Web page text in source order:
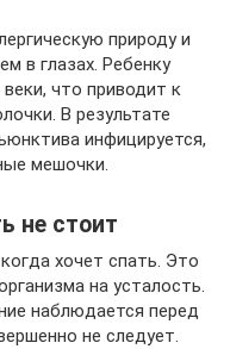
природу и
в глазах. Ребенку
что приводит к
В результате
инфицируется,
мешочки.
не стоит
хочет спать. Это
на усталость.
наблюдается перед
не следует.